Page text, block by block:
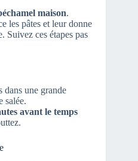
maison.
les pâtes et leur donne
Suivez ces étapes pas
dans une grande
salée.
avant le temps